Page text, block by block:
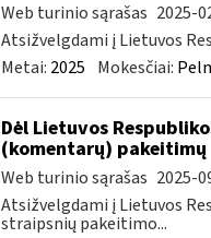
Web turinio sąrašas 2025-
Atsižvelgdami į Lietuvos
Metai: 2025 Mokesčiai:
Dėl Lietuvos
(komentarų) pakeitimų
Web turinio sąrašas 2025-
Atsižvelgdami į Lietuvos
straipsnių pakeitimo...